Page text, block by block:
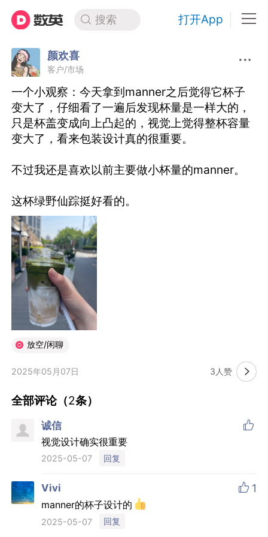
搜索 打开App
颜欢喜
客户/市场
一个小观察：今天拿到manner之后觉得它杯子
变大了，仔细看了一遍后发现杯量是一样大的，
只是杯盖变成向上凸起的，视觉上觉得整杯容量
变大了，看来包装设计真的很重要。
不过我还是喜欢以前主要做小杯量的manner。
这杯绿野仙踪挺好看的。
放空/闲聊
2025年05月07日 3人赞 
全部评论（2条）
诚信 
视觉设计确实很重要
2025-05-07 回复
Vivi  1
manner的杯子设计的
2025-05-07 回复